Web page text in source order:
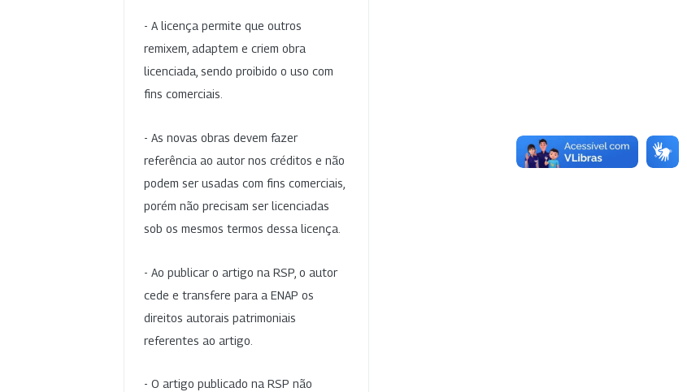
- A licença permite que outros
remixem, adaptem e criem obra
licenciada, sendo proibido o uso com
fins comerciais.
- As novas obras devem fazer
referência ao autor nos créditos e não
podem ser usadas com fins comerciais,
porém não precisam ser licenciadas
sob os mesmos termos dessa licença.
- Ao publicar o artigo na RSP, o autor
cede e transfere para a ENAP os
direitos autorais patrimoniais
referentes ao artigo.
- O artigo publicado na RSP não